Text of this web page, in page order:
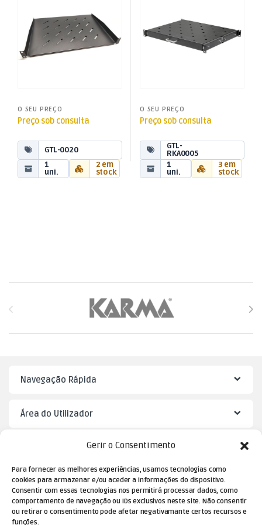
Gerir o Consentimento
Para fornecer as melhores experiências, usamos tecnologias como
cookies para armazenar e/ou aceder a informações do dispositivo.
Consentir com essas tecnologias nos permitirá processar dados, como
comportamento de navegação ou IDs exclusivos neste site. Não consentir
ou retirar o consentimento pode afetar negativamante certos recursos e
funções.
O SEU PREÇO
Preço sob consulta
GTL-0020
1
uni.
2 em
stock
O SEU PREÇO
Preço sob consulta
GTL-
RKA0005
1
uni.
3 em
stock
Brands Carousel
Navegação Rápida
Área do Utilizador